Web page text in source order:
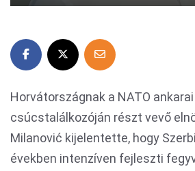
Horvátországnak a NATO ankarai
csúcstalálkozóján részt vevő
Milanović kijelentette, hogy
években intenzíven fejleszti